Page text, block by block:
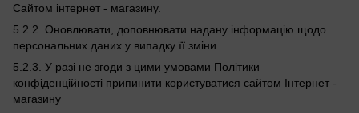
Сайтом інтернет - магазину.
5.2.2. Оновлювати, доповнювати надану інформацію щодо
персональних даних у випадку її зміни.
5.2.3. У разі не згоди з цими умовами Політики
конфіденційності припинити користуватися сайтом Інтернет -
магазину